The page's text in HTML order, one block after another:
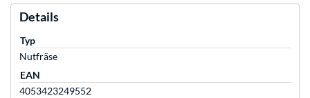
Details
Typ
Nutfräse
EAN
4053423249552